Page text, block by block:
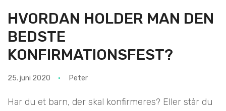
HVORDAN HOLDER MAN DEN
BEDSTE
KONFIRMATIONSFEST?
25. juni 2020 Peter
Har du et barn, der skal konfirmeres? Eller står du